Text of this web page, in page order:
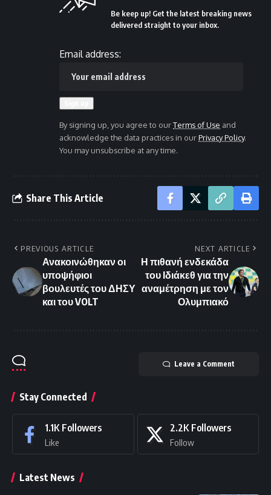
Be keep up! Get the latest breaking news
delivered straight to your inbox.
Email address:
By signing up, you agree to ourTerms of Use and
acknowledge the data practices in ourPrivacy Policy.
You may unsubscribe at any time.
Share This Article
PREVIOUS ARTICLE
Ανακοινώθηκαν οι
υποψήφιοι
βουλευτές του ΔΗΣΥ
και του VOLT
NEXT ARTICLE
Η πιθανή ενδεκάδα
του Ιδιάκεθ για την
αναμέτρηση με τον
Ολυμπιακό
Leave a Comment
Stay Connected
1.1K Followers
Like
2.2K Followers
Follow
Latest News